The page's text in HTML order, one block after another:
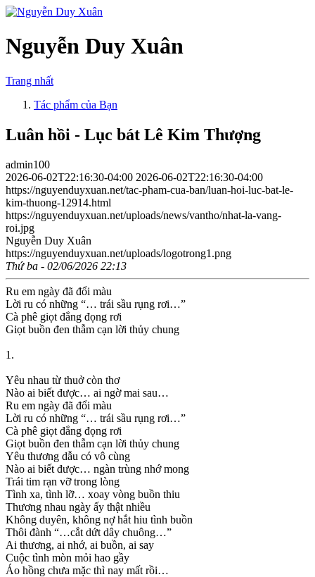
Nguyễn Duy Xuân
Trang nhất
Tác phẩm của Bạn
Luân hồi - Lục bát Lê Kim Thượng
admin100
2026-06-02T22:16:30-04:00 2026-06-02T22:16:30-04:00
https://nguyenduyxuan.net/tac-pham-cua-ban/luan-hoi-luc-bat-le-
kim-thuong-12914.html
https://nguyenduyxuan.net/uploads/news/vantho/nhat-la-vang-
roi.jpg
Nguyễn Duy Xuân
https://nguyenduyxuan.net/uploads/logotrong1.png
Thứ ba - 02/06/2026 22:13
Ru em ngày đã đổi màu
Lời ru có những “… trái sầu rụng rơi…”
Cà phê giọt đắng đọng rơi
Giọt buồn đen thẫm cạn lời thủy chung
1.
Yêu nhau từ thuở còn thơ
Nào ai biết được… ai ngờ mai sau…
Ru em ngày đã đổi màu
Lời ru có những “… trái sầu rụng rơi…”
Cà phê giọt đắng đọng rơi
Giọt buồn đen thẫm cạn lời thủy chung
Yêu thương dẫu có vô cùng
Nào ai biết được… ngàn trùng nhớ mong
Trái tim rạn vỡ trong lòng
Tình xa, tình lỡ… xoay vòng buồn thiu
Thương nhau ngày ấy thật nhiều
Không duyên, không nợ hắt hiu tình buồn
Thôi đành “…cắt dứt dây chuông…”
Ai thương, ai nhớ, ai buồn, ai say
Cuộc tình mòn mỏi hao gầy
Áo hồng chưa mặc thì nay mất rồi…